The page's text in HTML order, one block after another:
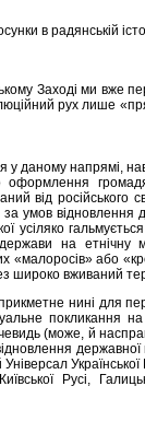
в радянській
Заході ми вже
рух лише
у даному напрямі,
оформлення
від російського
умов відновлення
усіляко
на
«малоросів» або
широко вживаний
нині для
покликання
(може, й
Русі,